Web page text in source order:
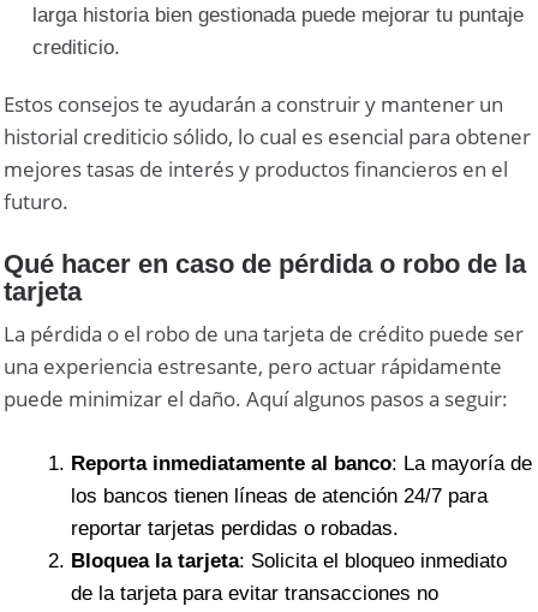
larga historia bien gestionada puede mejorar tu puntaje
crediticio.
Estos consejos te ayudarán a construir y mantener un
historial crediticio sólido, lo cual es esencial para obtener
mejores tasas de interés y productos financieros en el
futuro.
Qué hacer en caso de pérdida o robo de la
tarjeta
La pérdida o el robo de una tarjeta de crédito puede ser
una experiencia estresante, pero actuar rápidamente
puede minimizar el daño. Aquí algunos pasos a seguir:
Reporta inmediatamente al banco: La mayoría de
los bancos tienen líneas de atención 24/7 para
reportar tarjetas perdidas o robadas.
Bloquea la tarjeta: Solicita el bloqueo inmediato
de la tarjeta para evitar transacciones no